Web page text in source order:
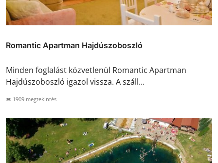
Romantic Apartman Hajdúszoboszló
Minden foglalást közvetlenül Romantic Apartman
Hajdúszoboszló igazol vissza. A száll...
1909 megtekintés